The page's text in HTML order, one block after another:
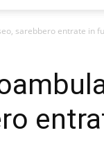
sarebbero entrate in